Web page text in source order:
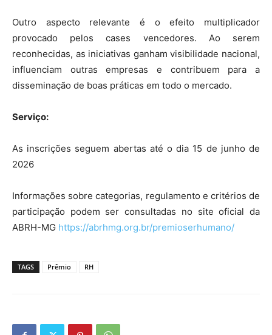
Outro aspecto relevante é o efeito multiplicador
provocado pelos cases vencedores. Ao serem
reconhecidas, as iniciativas ganham visibilidade nacional,
influenciam outras empresas e contribuem para a
disseminação de boas práticas em todo o mercado.
Serviço:
As inscrições seguem abertas até o dia 15 de junho de
2026
Informações sobre categorias, regulamento e critérios de
participação podem ser consultadas no site oficial da
ABRH-MG https://abrhmg.org.br/premioserhumano/
TAGS Prêmio RH